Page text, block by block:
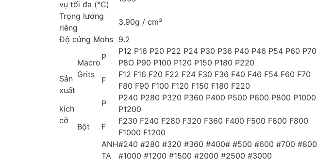
vụ tối đa (℃)
Trọng lượng
riêng
3.90g / cm³
Độ cứng Mohs 9.2
Sản
xuất
kích
cỡ
Macro
Grits
P
P12 P16 P20 P22 P24 P30 P36 P40 P46 P54 P60 P70
P8O P90 P100 P120 P150 P180 P220
F
F12 F16 F20 F22 F24 F30 F36 F40 F46 F54 F60 F70
F80 F90 F100 F120 F150 F180 F220
Bột
P
P240 P280 P320 P360 P400 P500 P600 P800 P1000
P1200
F
F230 F240 F280 F320 F360 F400 F500 F600 F800
F1000 F1200
ANH
TA
#240 #280 #320 #360 #400# #500 #600 #700 #800
#1000 #1200 #1500 #2000 #2500 #3000